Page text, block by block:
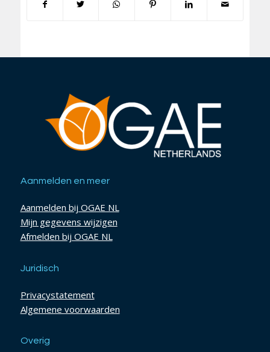
Aanmelden en meer
Aanmelden bij OGAE NL
Mijn gegevens wijzigen
Afmelden bij OGAE NL
Juridisch
Privacystatement
Algemene voorwaarden
Overig